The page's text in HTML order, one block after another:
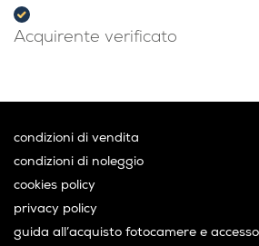
Acquirente verificato
condizioni di vendita
condizioni di noleggio
cookies policy
privacy policy
guida all’acquisto fotocamere e